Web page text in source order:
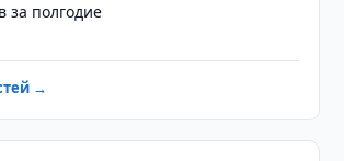
за полгодие
→